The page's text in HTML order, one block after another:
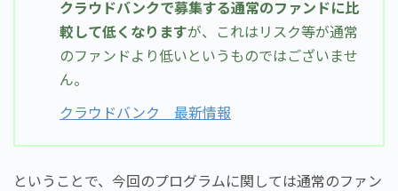
クラウドバンクで募集する通常のファンドに比
較して低くなりますが、これはリスク等が通常
のファンドより低いというものではございませ
ん。
クラウドバンク 最新情報
ということで、今回のプログラムに関しては通常のファン